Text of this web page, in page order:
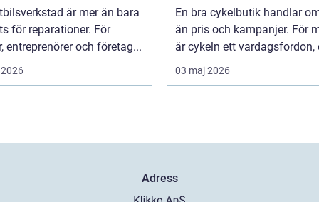
är mer än bara
för reparationer. För
entreprenörer och företag...
En bra cykelbutik handlar
än pris och kampanjer. För
är cykeln ett vardagsfordon,
03 maj 2026
Adress